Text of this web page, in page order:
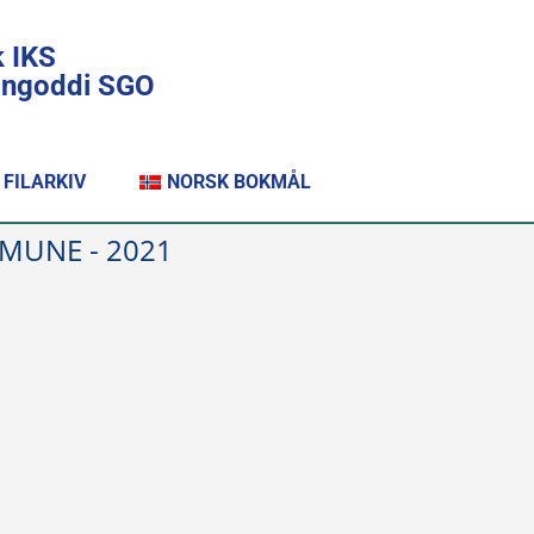
IKS
SGO
FILARKIV NORSK BOKMÅL
- 2021